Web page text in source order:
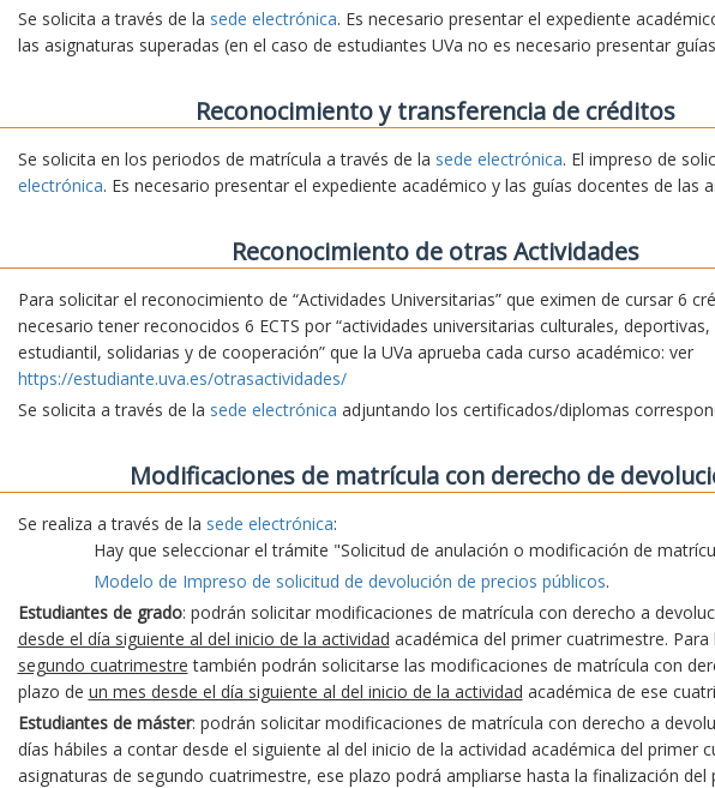
Se solicita a través de la sede electrónica. Es necesario presentar el expediente
las asignaturas superadas (en el caso de estudiantes UVa no es necesario presentar
Reconocimiento y transferencia de créditos
Se solicita en los periodos de matrícula a través de la sede electrónica. El impreso de
electrónica. Es necesario presentar el expediente académico y las guías docentes de las
Reconocimiento de otras Actividades
Para solicitar el reconocimiento de “Actividades Universitarias” que eximen de cursar 6
necesario tener reconocidos 6 ECTS por “actividades universitarias culturales,
estudiantil, solidarias y de cooperación” que la UVa aprueba cada curso académico: ver
https://estudiante.uva.es/otrasactividades/
Se solicita a través de la sede electrónica adjuntando los certificados/diplomas
Modificaciones de matrícula con derecho de
Se realiza a través de la sede electrónica:
Hay que seleccionar el trámite "Solicitud de anulación o modificación de
Modelo de Impreso de solicitud de devolución de precios públicos.
Estudiantes de grado: podrán solicitar modificaciones de matrícula con derecho a
desde el día siguiente al del inicio de la actividad académica del primer cuatrimestre. Para
segundo cuatrimestre también podrán solicitarse las modificaciones de matrícula con
plazo de un mes desde el día siguiente al del inicio de la actividad académica de ese
Estudiantes de máster: podrán solicitar modificaciones de matrícula con derecho a
días hábiles a contar desde el siguiente al del inicio de la actividad académica del primer
asignaturas de segundo cuatrimestre, ese plazo podrá ampliarse hasta la finalización del